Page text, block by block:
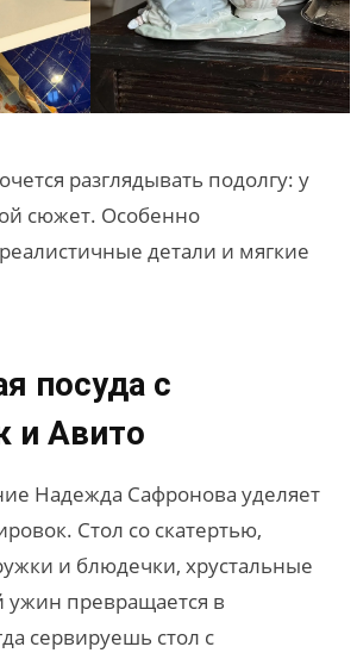
разглядывать подолгу: у
сюжет. Особенно
детали и мягкие
посуда с
и Авито
Надежда Сафронова уделяет
Стол со скатертью,
и блюдечки, хрустальные
превращается в
сервируешь стол с